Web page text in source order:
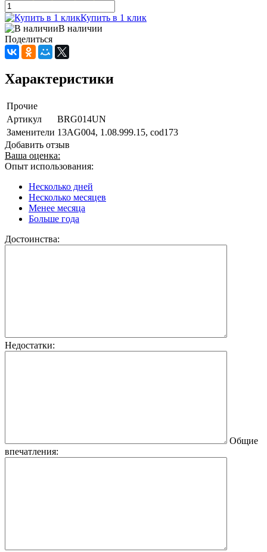
Купить в 1 клик
В наличии
Поделиться
Характеристики
Прочие
Артикул
BRG014UN
Заменители 13AG004, 1.08.999.15, cod173
Добавить отзыв
Ваша оценка:
Опыт использования:
Несколько дней
Несколько месяцев
Менее месяца
Больше года
Достоинства:
Недостатки:
Общие
впечатления: